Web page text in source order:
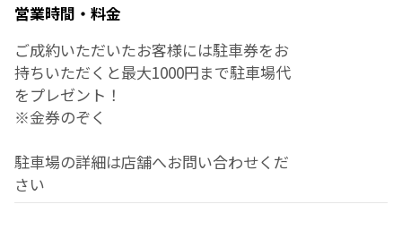
営業時間・料金
ご成約いただいたお客様には駐車券をお
持ちいただくと最大1000円まで駐車場代
をプレゼント！
※金券のぞく
駐車場の詳細は店舗へお問い合わせくだ
さい